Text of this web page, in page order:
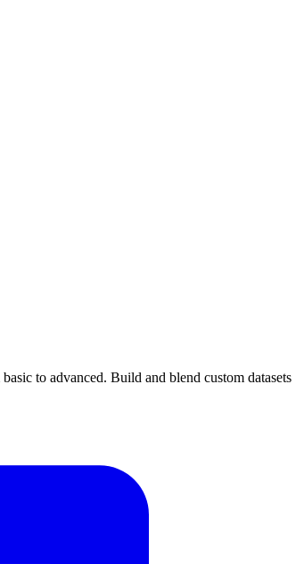
to advanced. Build and blend custom datasets